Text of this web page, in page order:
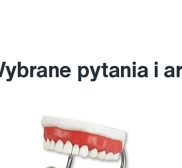
pytania i